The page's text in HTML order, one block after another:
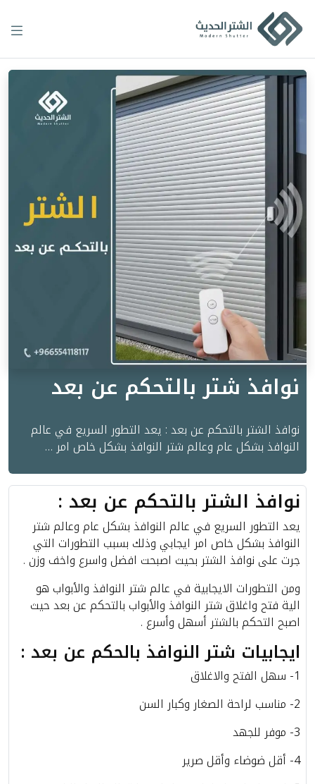
content
نوافذ شتر بالتحكم عن بعد
نوافذ الشتر بالتحكم عن بعد : يعد التطور السريع في عالم
النوافذ بشكل عام وعالم شتر النوافذ بشكل خاص امر …
نوافذ الشتر بالتحكم عن بعد :
يعد التطور السريع في عالم النوافذ بشكل عام وعالم شتر
النوافذ بشكل خاص امر ايجابي وذلك بسبب التطورات التي
جرت على نوافذ الشتر بحيث اصبحت افضل واسرع واخف وزن .
ومن التطورات الايجابية في عالم شتر النوافذ والأبواب هو
الية فتح واغلاق شتر النوافذ والأبواب بالتحكم عن بعد حيث
اصبح التحكم بالشتر أسهل وأسرع .
ايجابيات شتر النوافذ بالحكم عن بعد :
1- سهل الفتح والاغلاق
2- مناسب لراحة الصغار وكبار السن
3- موفر للجهد
4- أقل ضوضاء وأقل صرير